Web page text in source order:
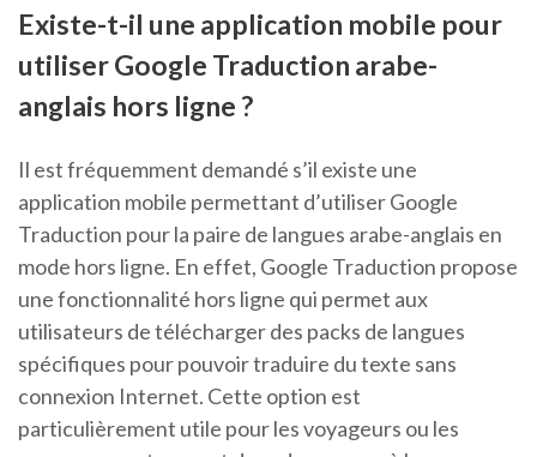
Existe-t-il une application mobile pour
utiliser Google Traduction arabe-
anglais hors ligne ?
Il est fréquemment demandé s’il existe une
application mobile permettant d’utiliser Google
Traduction pour la paire de langues arabe-anglais en
mode hors ligne. En effet, Google Traduction propose
une fonctionnalité hors ligne qui permet aux
utilisateurs de télécharger des packs de langues
spécifiques pour pouvoir traduire du texte sans
connexion Internet. Cette option est
particulièrement utile pour les voyageurs ou les